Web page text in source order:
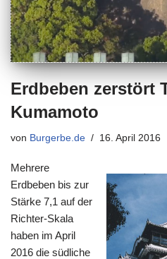
Erdbeben zerstört
Kumamoto
von Burgerbe.de 16. April 2016
Mehrere
Erdbeben bis zur
Stärke 7,1 auf der
Richter-Skala
haben im April
2016 die südliche